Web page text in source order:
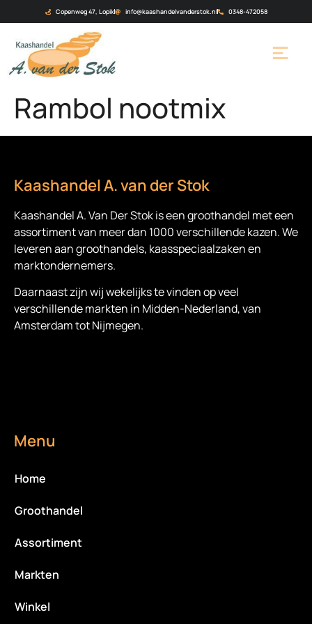
Copenweg 47, Lopik info@kaashandelvanderstok.nl 0348-472058
Rambol nootmix
Kaashandel A. van der Stok
Kaashandel A. Van Der Stok is eengroothandel met een
assortiment van meer dan 1000 verschillende kazen. We
leveren aan groothandels, kaasspeciaalzaken en
marktondernemers.
Daarnaast zijn wij wekelijks te vinden op veel
verschillende markten in Midden-Nederland, van
Amsterdam tot Nijmegen.
Menu
Home
Groothandel
Assortiment
Markten
Winkel